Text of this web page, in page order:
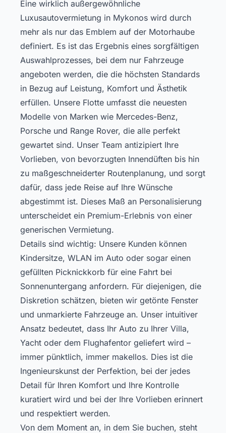
Eine wirklich außergewöhnliche
Luxusautovermietung in Mykonos wird durch
mehr als nur das Emblem auf der Motorhaube
definiert. Es ist das Ergebnis eines sorgfältigen
Auswahlprozesses, bei dem nur Fahrzeuge
angeboten werden, die die höchsten Standards
in Bezug auf Leistung, Komfort und Ästhetik
erfüllen. Unsere Flotte umfasst die neuesten
Modelle von Marken wie Mercedes-Benz,
Porsche und Range Rover, die alle perfekt
gewartet sind. Unser Team antizipiert Ihre
Vorlieben, von bevorzugten Innendüften bis hin
zu maßgeschneiderter Routenplanung, und sorgt
dafür, dass jede Reise auf Ihre Wünsche
abgestimmt ist. Dieses Maß an Personalisierung
unterscheidet ein Premium-Erlebnis von einer
generischen Vermietung.
Details sind wichtig: Unsere Kunden können
Kindersitze, WLAN im Auto oder sogar einen
gefüllten Picknickkorb für eine Fahrt bei
Sonnenuntergang anfordern. Für diejenigen, die
Diskretion schätzen, bieten wir getönte Fenster
und unmarkierte Fahrzeuge an. Unser intuitiver
Ansatz bedeutet, dass Ihr Auto zu Ihrer Villa,
Yacht oder dem Flughafentor geliefert wird –
immer pünktlich, immer makellos. Dies ist die
Ingenieurskunst der Perfektion, bei der jedes
Detail für Ihren Komfort und Ihre Kontrolle
kuratiert wird und bei der Ihre Vorlieben erinnert
und respektiert werden.
Von dem Moment an, in dem Sie buchen, steht